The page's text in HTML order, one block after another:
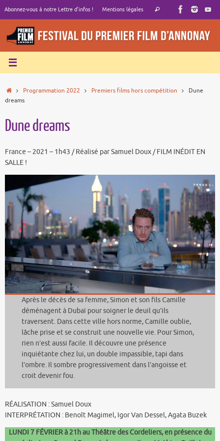
contenu
Abonnez-vous à notre Lettre d’infos ! Mentions légales
Recherche
Rechercher
AccueilProgrammation 2022 Premiers films hors compétition
Dune
dreams
Dune dreams
France – 2021 – 1h43 / Réalisé par Samuel Doux / FILM INÉDIT EN
SALLE !
Après le décès de sa femme, Simon et son fils Camille
déménagent à Dubaï pour soigner le deuil qu’ils
traversent. Dans cette ville hors norme, Camille oublie,
lâche prise et se construit une nouvelle vie. Pour Simon,
rien n’est aussi facile. Il découvre une présence
inquiétante chez lui, un double impassible, tapi dans
l’ombre. Il sombre progressivement dans l’angoisse et
croit devenir fou.
RÉALISATION : Samuel Doux
INTERPRÉTATION : Benoît Magimel, Igor Van Dessel, Agata Buzek
LUNDI 7 FÉVRIER à 21h auThéâtre des Cordeliers, en présence du